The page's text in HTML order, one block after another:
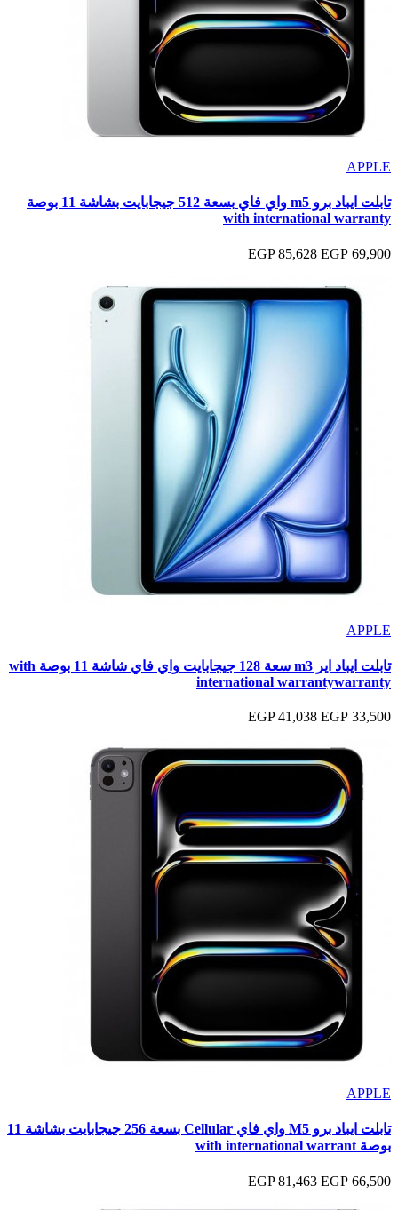
APPLE
تابلت ايباد برو m5 واي فاي بسعة 512 جيجابايت بشاشة 11 بوصة
with international warranty
69,900 EGP
85,628 EGP
APPLE
تابلت ايباد اير m3 سعة 128 جيجابايت واي فاي شاشة 11 بوصة with
international warrantywarranty
33,500 EGP
41,038 EGP
APPLE
تابلت ايباد برو M5 واي فاي Cellular بسعة 256 جيجابايت بشاشة 11
بوصة with international warrant
66,500 EGP
81,463 EGP